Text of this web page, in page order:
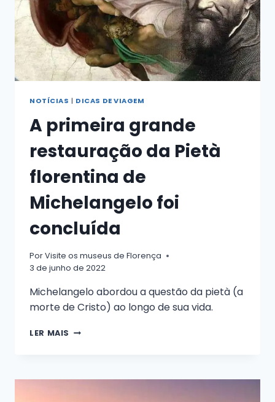
NOTÍCIAS | DICAS DE VIAGEM
A primeira grande
restauração da Pietà
florentina de
Michelangelo foi
concluída
PorVisite os museus de Florença
3 de junho de 2022
Michelangelo abordou a questão da pietà (a
morte de Cristo) ao longo de sua vida.
LER MAIS A
DA